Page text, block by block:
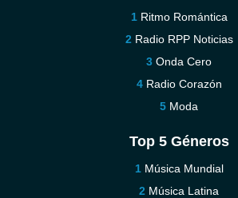
Ritmo Romántica
Radio RPP Noticias
Onda Cero
Radio Corazón
Moda
Top 5 Géneros
Música Mundial
Música Latina